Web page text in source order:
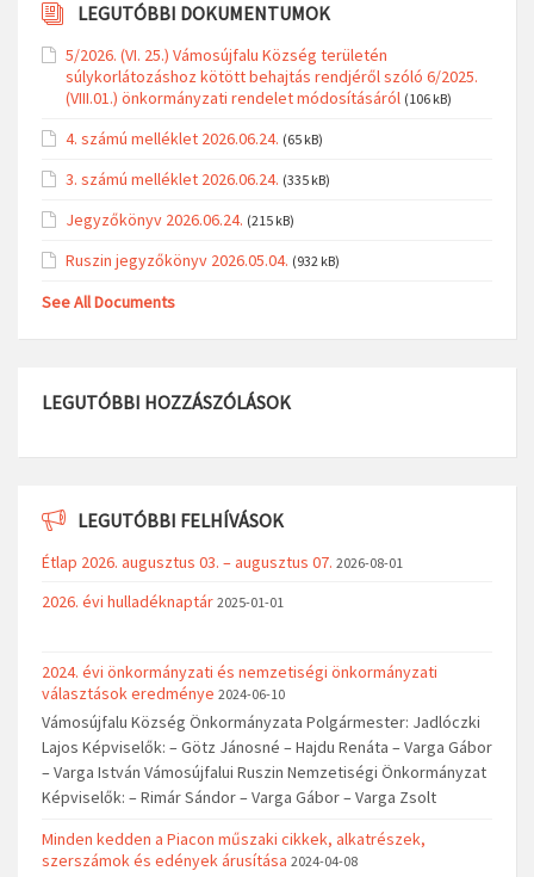
LEGUTÓBBI DOKUMENTUMOK
5/2026. (VI. 25.) Vámosújfalu Község területén
súlykorlátozáshoz kötött behajtás rendjéről szóló 6/2025.
(VIII.01.) önkormányzati rendelet módosításáról (106 kB)
4. számú melléklet 2026.06.24. (65 kB)
3. számú melléklet 2026.06.24. (335 kB)
Jegyzőkönyv 2026.06.24. (215 kB)
Ruszin jegyzőkönyv 2026.05.04. (932 kB)
See All Documents
LEGUTÓBBI HOZZÁSZÓLÁSOK
LEGUTÓBBI FELHÍVÁSOK
Étlap 2026. augusztus 03. – augusztus 07. 2026-08-01
2026. évi hulladéknaptár 2025-01-01
2024. évi önkormányzati és nemzetiségi önkormányzati
választások eredménye 2024-06-10
Vámosújfalu Község Önkormányzata Polgármester: Jadlóczki
Lajos Képviselők: – Götz Jánosné – Hajdu Renáta – Varga Gábor
– Varga István Vámosújfalui Ruszin Nemzetiségi Önkormányzat
Képviselők: – Rimár Sándor – Varga Gábor – Varga Zsolt
Minden kedden a Piacon műszaki cikkek, alkatrészek,
szerszámok és edények árusítása 2024-04-08